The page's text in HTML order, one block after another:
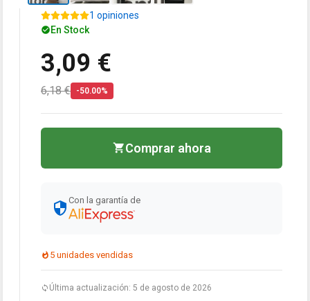
1 opiniones
En Stock
3,09 €
6,18 € -50.00%
Comprar ahora
Con la garantía de
5 unidades vendidas
Última actualización: 5 de agosto de 2026